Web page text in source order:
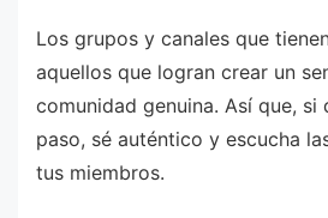
Los grupos y canales que
aquellos que logran crear un
comunidad genuina. Así que, si
paso, sé auténtico y escucha
tus miembros.